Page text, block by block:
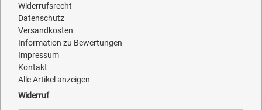
Widerrufsrecht
Datenschutz
Versandkosten
Information zu Bewertungen
Impressum
Kontakt
Alle Artikel anzeigen
Widerruf